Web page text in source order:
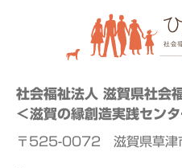
社会福祉法人 滋賀県社会
＜滋賀の縁創造実践セン
〒525-0072 滋賀県草津